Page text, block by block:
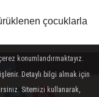
çocuklarla
konumlandırmaktayız.
Detaylı bilgi almak için
Sitemizi kullanarak,